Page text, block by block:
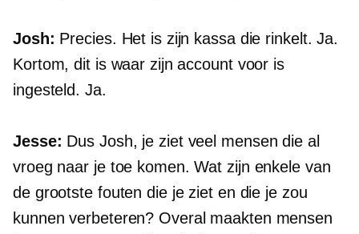
Josh: Precies. Het is zijn kassa die rinkelt. Ja.
Kortom, dit is waar zijn account voor is
ingesteld. Ja.
Jesse: Dus Josh, je ziet veel mensen die al
vroeg naar je toe komen. Wat zijn enkele van
de grootste fouten die je ziet en die je zou
kunnen verbeteren? Overal maakten mensen